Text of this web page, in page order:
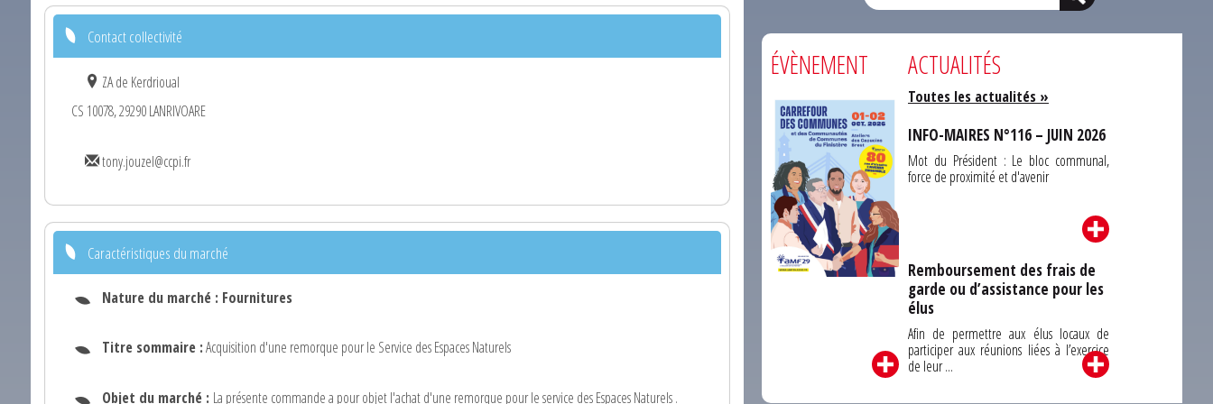
Contact collectivité
ZA de Kerdrioual
CS 10078, 29290 LANRIVOARE
tony.jouzel@ccpi.fr
Caractéristiques du marché
Nature du marché : Fournitures
Titre sommaire :Acquisition d'une remorque pour le Service des Espaces Naturels
Objet du marché : La présente commande a pour objet l'achat d'une remorque pour le service des Espaces Naturels .
ÉVÈNEMENT ACTUALITÉS
Toutes les actualités »
INFO-MAIRES N°116 – JUIN 2026
Mot du Président : Le bloc communal,
force de proximité et d'avenir
Remboursement des frais de
garde ou d’assistance pour les
élus
Afin de permettre aux élus locaux de
participer aux réunions liées à l’exercice
de leur ...